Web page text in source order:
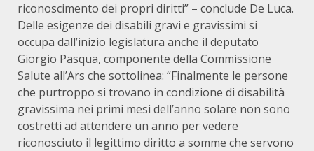
riconoscimento dei propri diritti” – conclude De Luca.
Delle esigenze dei disabili gravi e gravissimi si
occupa dall’inizio legislatura anche il deputato
Giorgio Pasqua, componente della Commissione
Salute all’Ars che sottolinea: “Finalmente le persone
che purtroppo si trovano in condizione di disabilità
gravissima nei primi mesi dell’anno solare non sono
costretti ad attendere un anno per vedere
riconosciuto il legittimo diritto a somme che servono